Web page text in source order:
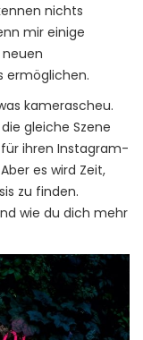
nichts
mir einige
ermöglichen.
kamerascheu.
gleiche Szene
ihren Instagram-
es wird Zeit,
zu finden.
wie du dich mehr